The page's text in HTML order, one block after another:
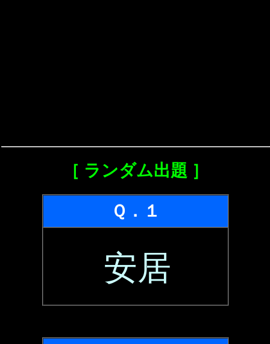
［ ランダム出題 ］
Ｑ．１
安居